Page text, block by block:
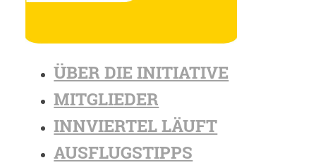
ÜBER DIE INITIATIVE
MITGLIEDER
INNVIERTEL LÄUFT
AUSFLUGSTIPPS